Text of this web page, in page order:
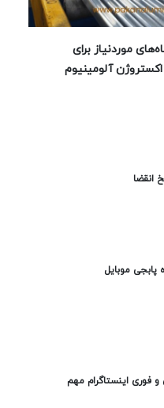
موردنیاز برای
آلومینیوم
موبایل
فوری اینستاگرام مهم